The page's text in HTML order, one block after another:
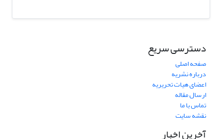
دسترسی سریع
صفحه اصلی
درباره نشریه
اعضای هیات تحریریه
ارسال مقاله
تماس با ما
نقشه سایت
آخرین اخبار